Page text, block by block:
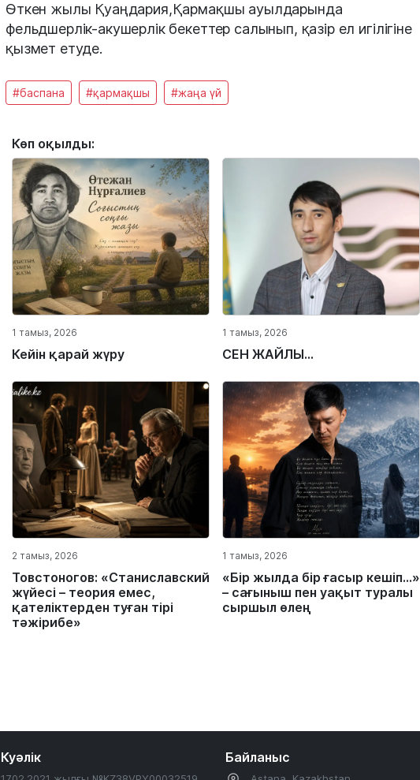
Өткен жылы Қуаңдария,Қармақшы ауылдарында
фельдшерлік-акушерлік бекеттер салынып, қазір ел игілігіне
қызмет етуде.
#баспана #қармақшы #жаңа үй
Көп оқылды:
1 тамыз, 2026
Кейін қарай жүру
1 тамыз, 2026
СЕН ЖАЙЛЫ...
2 тамыз, 2026
Товстоногов: «Станиславский
жүйесі – теория емес,
қателіктерден туған тірі
тәжірибе»
1 тамыз, 2026
«Бір жылда бір ғасыр кешіп…»
– сағыныш пен уақыт туралы
сыршыл өлең
Куәлік Байланыс